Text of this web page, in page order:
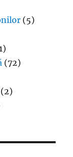
(5)
(72)
(2)